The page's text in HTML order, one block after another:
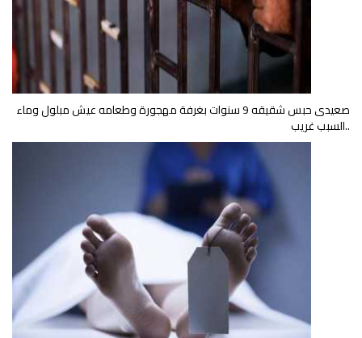
صعيدى حبس شقيقه 9 سنوات بغرفة مهجورة وطعامه عيش مبلول وماء
..السبب غريب